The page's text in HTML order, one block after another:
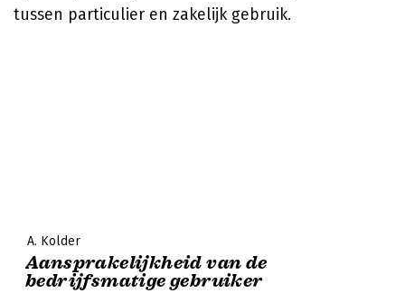
tussen particulier en zakelijk gebruik.
A. Kolder
Aansprakelijkheid van de
bedrijfsmatige gebruiker